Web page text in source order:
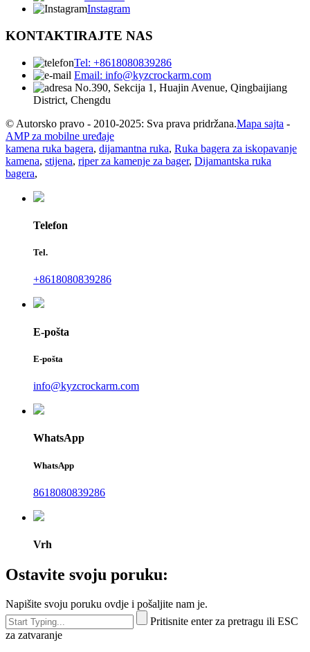
Instagram
KONTAKTIRAJTE NAS
Tel: +8618080839286
Email: info@kyzcrockarm.com
No.390, Sekcija 1, Huajin Avenue, Qingbaijiang
District, Chengdu
© Autorsko pravo - 2010-2025: Sva prava pridržana.Mapa sajta -
AMP za mobilne uređaje
kamena ruka bagera, dijamantna ruka, Ruka bagera za iskopavanje
kamena, stijena, riper za kamenje za bager, Dijamantska ruka
bagera,
Telefon
Tel.
+8618080839286
E-pošta
E-pošta
info@kyzcrockarm.com
WhatsApp
WhatsApp
8618080839286
Vrh
Ostavite svoju poruku:
Napišite svoju poruku ovdje i pošaljite nam je.
Pritisnite enter za pretragu ili ESC
za zatvaranje